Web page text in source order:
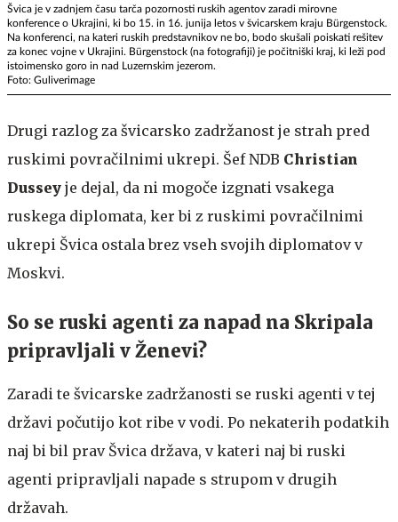
Švica je v zadnjem času tarča pozornosti ruskih agentov zaradi mirovne
konference o Ukrajini, ki bo 15. in 16. junija letos v švicarskem kraju Bürgenstock.
Na konferenci, na kateri ruskih predstavnikov ne bo, bodo skušali poiskati rešitev
za konec vojne v Ukrajini. Bürgenstock (na fotografiji) je počitniški kraj, ki leži pod
istoimensko goro in nad Luzernskim jezerom.
Foto: Guliverimage
Drugi razlog za švicarsko zadržanost je strah pred
ruskimi povračilnimi ukrepi. Šef NDB Christian
Dussey je dejal, da ni mogoče izgnati vsakega
ruskega diplomata, ker bi z ruskimi povračilnimi
ukrepi Švica ostala brez vseh svojih diplomatov v
Moskvi.
So se ruski agenti za napad na Skripala
pripravljali v Ženevi?
Zaradi te švicarske zadržanosti se ruski agenti v tej
državi počutijo kot ribe v vodi. Po nekaterih podatkih
naj bi bil prav Švica država, v kateri naj bi ruski
agenti pripravljali napade s strupom v drugih
državah.